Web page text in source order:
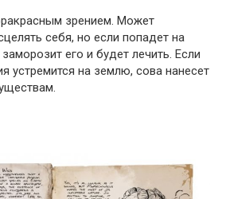
зрением. Может
себя, но если попадет на
его и будет лечить. Если
устремится на землю, сова нанесет